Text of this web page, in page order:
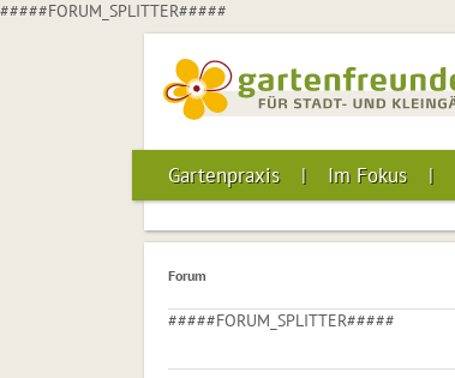
#####FORUM_SPLITTER#####
Gartenpraxis Im Fokus
Forum
#####FORUM_SPLITTER#####